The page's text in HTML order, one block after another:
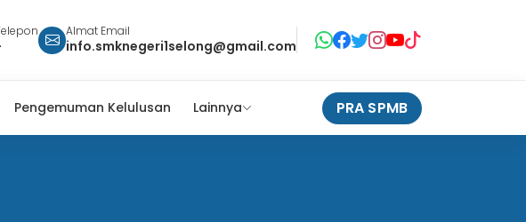
Almat Email
info.smknegeri1selong@gmail.com
Pengemuman Kelulusan Lainnya PRA SPMB